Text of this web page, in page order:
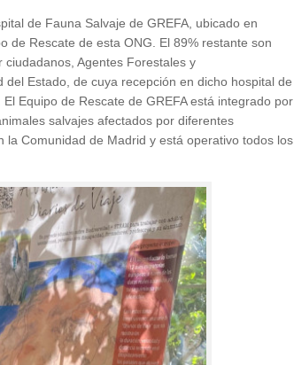
de Fauna Salvaje de GREFA, ubicado en
de Rescate de esta ONG. El 89% restante son
Agentes Forestales y
Estado, de cuya recepción en dicho hospital de
Equipo de Rescate de GREFA está integrado por
salvajes afectados por diferentes
Comunidad de Madrid y está operativo todos los